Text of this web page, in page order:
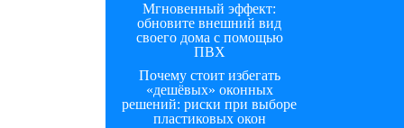
Мгновенный эффект:
обновите внешний вид
своего дома с помощью
ПВХ
Почему стоит избегать
«дешёвых» оконных
решений: риски при выборе
пластиковых окон